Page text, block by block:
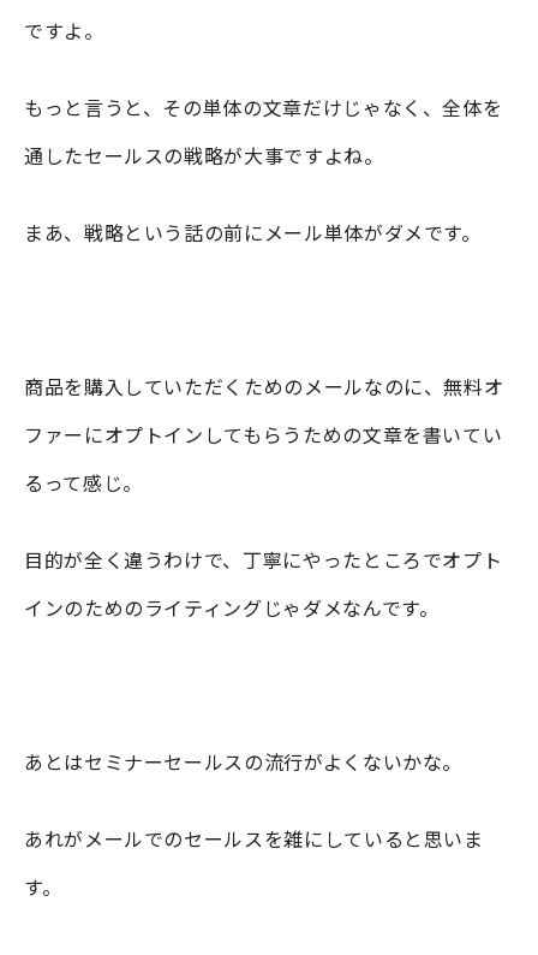
ですよ。
もっと言うと、その単体の文章だけじゃなく、全体を
通したセールスの戦略が大事ですよね。
まあ、戦略という話の前にメール単体がダメです。
商品を購入していただくためのメールなのに、無料オ
ファーにオプトインしてもらうための文章を書いてい
るって感じ。
目的が全く違うわけで、丁寧にやったところでオプト
インのためのライティングじゃダメなんです。
あとはセミナーセールスの流行がよくないかな。
あれがメールでのセールスを雑にしていると思いま
す。